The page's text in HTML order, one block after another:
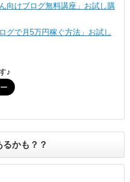
向けブログ無料講座」お試し購
グで月5万円稼ぐ方法」お試し
♪
かも？？